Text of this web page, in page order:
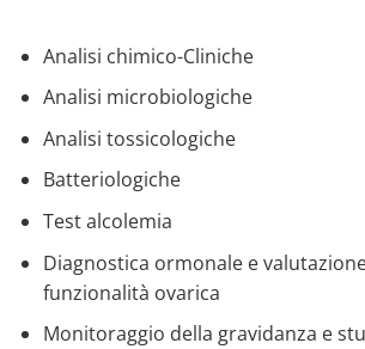
Analisi chimico-Cliniche
Analisi microbiologiche
Analisi tossicologiche
Batteriologiche
Test alcolemia
Diagnostica ormonale e
funzionalità ovarica
Monitoraggio della gravidanza e